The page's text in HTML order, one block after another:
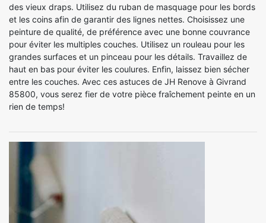
des vieux draps. Utilisez du ruban de masquage pour les bords
et les coins afin de garantir des lignes nettes. Choisissez une
peinture de qualité, de préférence avec une bonne couvrance
pour éviter les multiples couches. Utilisez un rouleau pour les
grandes surfaces et un pinceau pour les détails. Travaillez de
haut en bas pour éviter les coulures. Enfin, laissez bien sécher
entre les couches. Avec ces astuces de JH Renove à Givrand
85800, vous serez fier de votre pièce fraîchement peinte en un
rien de temps!